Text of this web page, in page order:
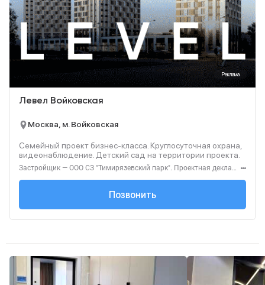
Реклама
Левел Войковская
Москва, м. Войковская
Семейный проект бизнес-класса. Круглосуточная охрана,
видеонаблюдение. Детский сад на территории проекта.
Застройщик — ООО СЗ "Тимирязевский парк". Проектная декларация — наш.дом.рф. Акция до 31.08.2026. Не оферта. Подробности — level.ru
+7 (495) 137-47-...
Позвонить